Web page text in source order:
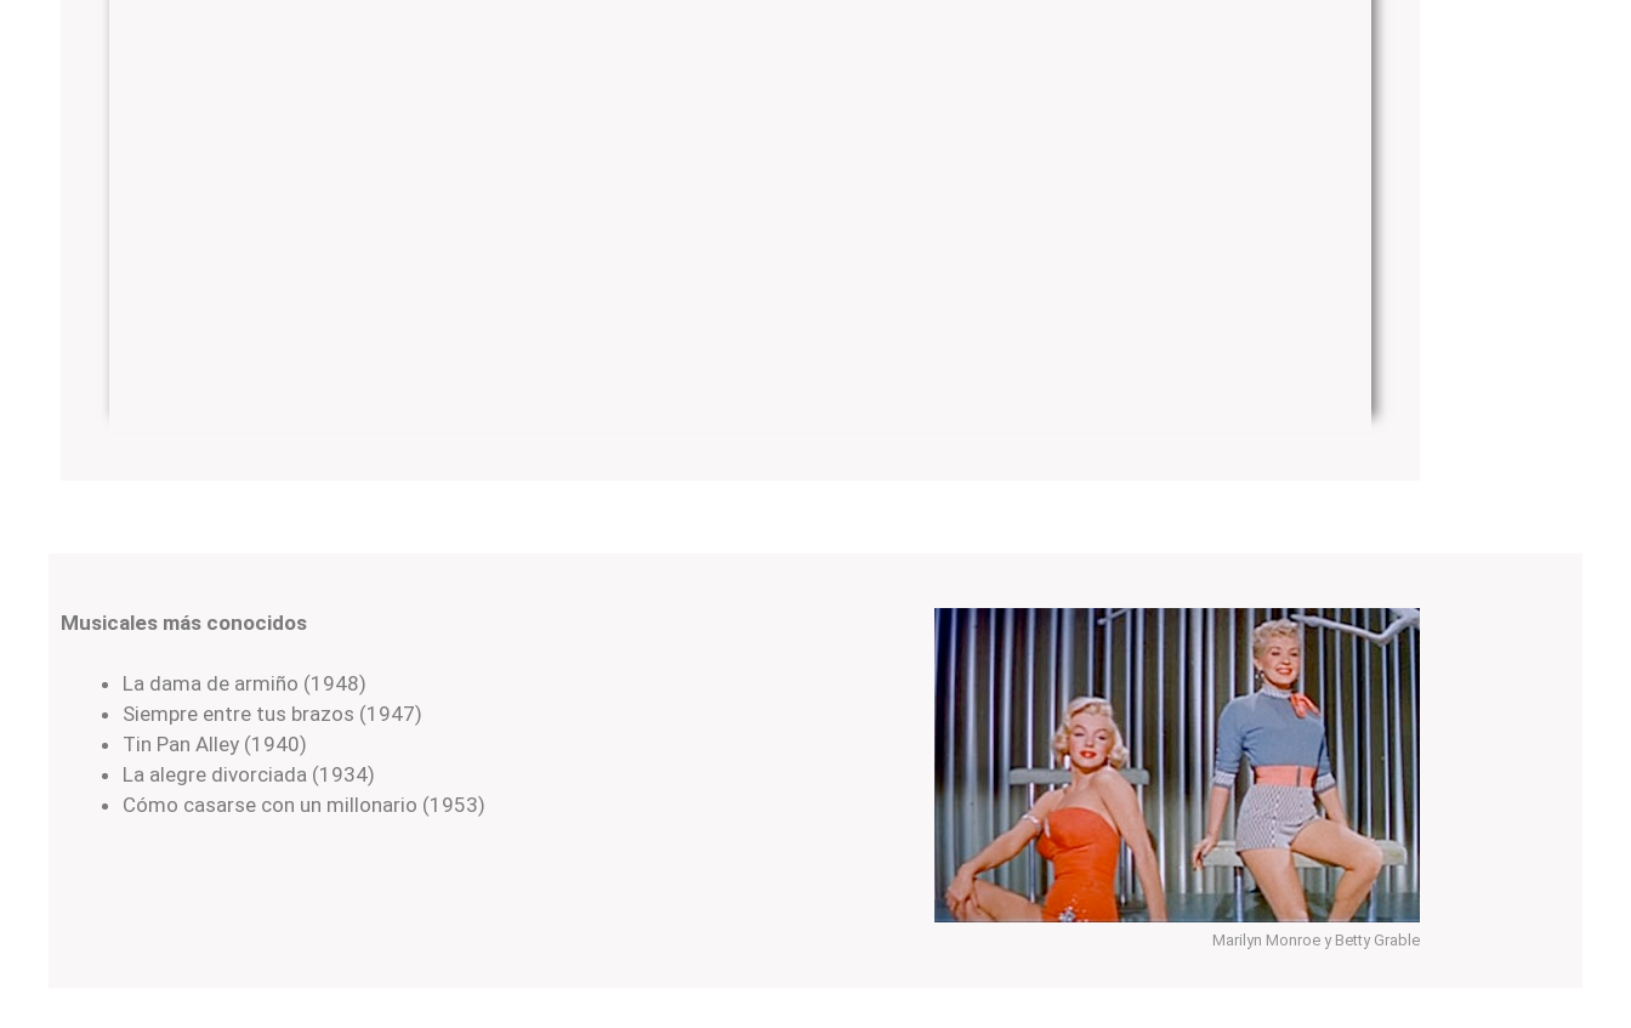
Musicales más conocidos
La dama de armiño (1948)
Siempre entre tus brazos (1947)
Tin Pan Alley (1940)
La alegre divorciada (1934)
Cómo casarse con un millonario (1953)
Marilyn Monroe y Betty Grable